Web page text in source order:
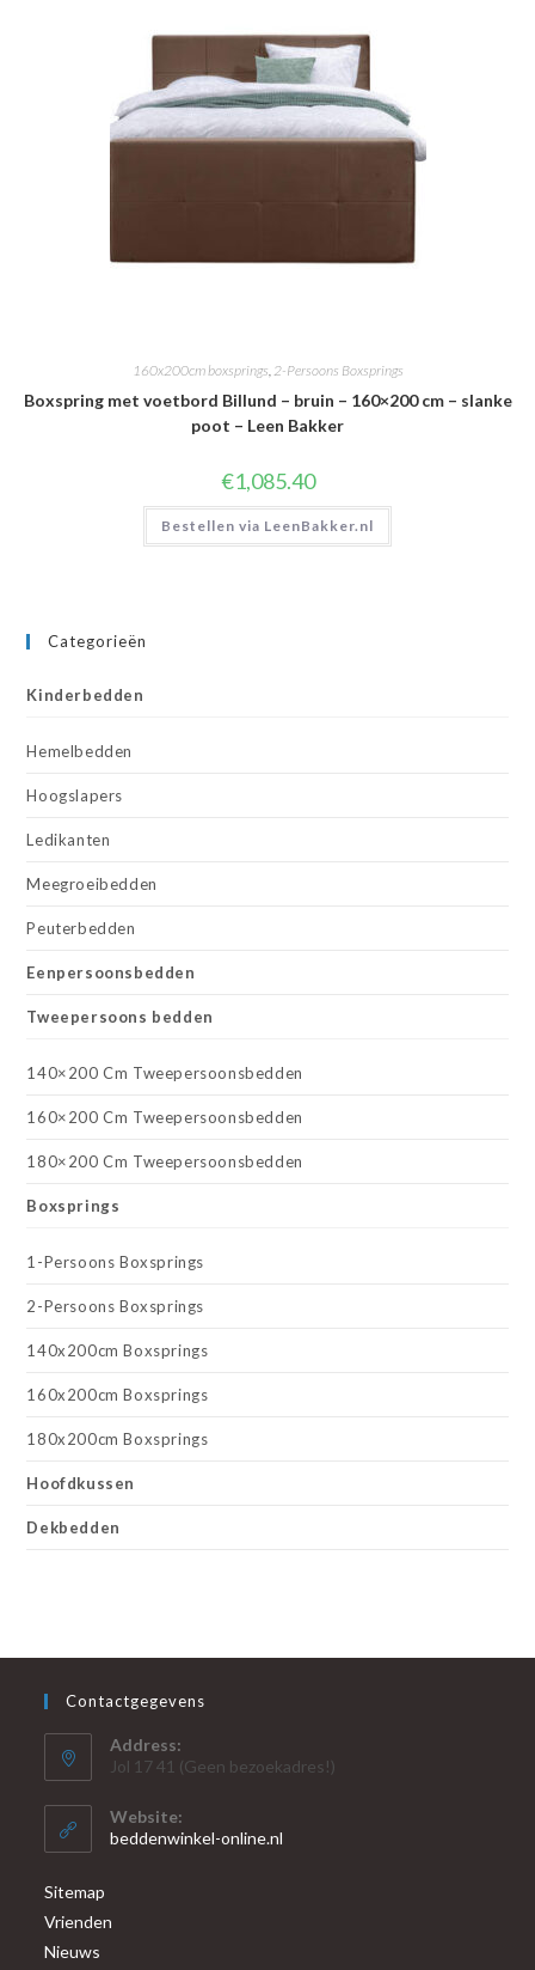
160x200cm boxsprings,2-Persoons Boxsprings
Boxspring met voetbord Billund – bruin – 160×200 cm – slanke
poot – Leen Bakker
€1,085.40
Bestellen via LeenBakker.nl
Categorieën
Kinderbedden
Hemelbedden
Hoogslapers
Ledikanten
Meegroeibedden
Peuterbedden
Eenpersoonsbedden
Tweepersoons bedden
140×200 Cm Tweepersoonsbedden
160×200 Cm Tweepersoonsbedden
180×200 Cm Tweepersoonsbedden
Boxsprings
1-Persoons Boxsprings
2-Persoons Boxsprings
140x200cm Boxsprings
160x200cm Boxsprings
180x200cm Boxsprings
Hoofdkussen
Dekbedden
Contactgegevens
Address:
Jol 17 41 (Geen bezoekadres!)
Website:
beddenwinkel-online.nl
Sitemap
Vrienden
Nieuws